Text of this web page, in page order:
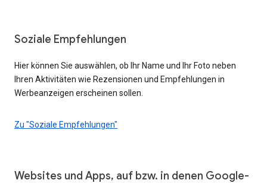
Soziale Empfehlungen
Hier können Sie auswählen, ob Ihr Name und Ihr Foto neben
Ihren Aktivitäten wie Rezensionen und Empfehlungen in
Werbeanzeigen erscheinen sollen.
Zu "Soziale Empfehlungen"
Websites und Apps, auf bzw. in denen Google-